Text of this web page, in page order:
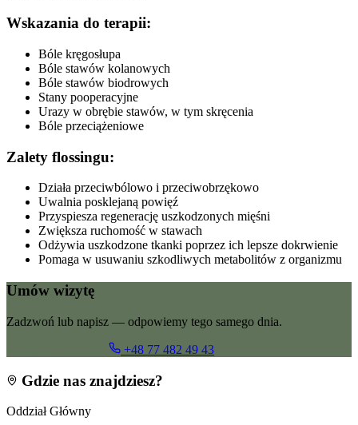
Wskazania do terapii:
Bóle kręgosłupa
Bóle stawów kolanowych
Bóle stawów biodrowych
Stany pooperacyjne
Urazy w obrębie stawów, w tym skręcenia
Bóle przeciążeniowe
Zalety flossingu:
Działa przeciwbólowo i przeciwobrzękowo
Uwalnia posklejaną powięź
Przyspiesza regenerację uszkodzonych mięśni
Zwiększa ruchomość w stawach
Odżywia uszkodzone tkanki poprzez ich lepsze dokrwienie
Pomaga w usuwaniu szkodliwych metabolitów z organizmu
Umów wizytę
Zadzwoń lub napisz — odpowiemy tego samego dnia.
+48 77 482 49 43
Gdzie nas znajdziesz?
Oddział Główny